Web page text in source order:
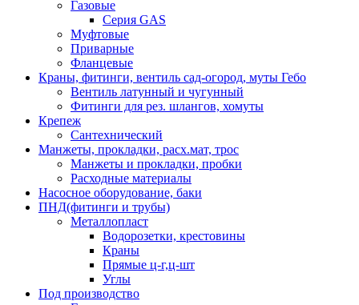
Газовые
Серия GAS
Муфтовые
Приварные
Фланцевые
Краны, фитинги, вентиль сад-огород, муты Гебо
Вентиль латунный и чугунный
Фитинги для рез. шлангов, хомуты
Крепеж
Сантехнический
Манжеты, прокладки, расх.мат, трос
Манжеты и прокладки, пробки
Расходные материалы
Насосное оборудование, баки
ПНД(фитинги и трубы)
Металлопласт
Водорозетки, крестовины
Краны
Прямые ц-г,ц-шт
Углы
Под производство